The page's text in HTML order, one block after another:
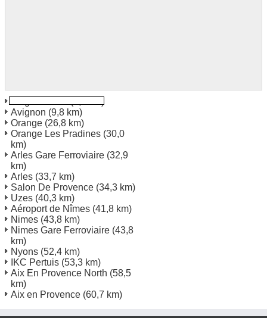
Avignon (9,8 km)
Orange (26,8 km)
Orange Les Pradines (30,0
km)
Arles Gare Ferroviaire (32,9
km)
Arles (33,7 km)
Salon De Provence (34,3 km)
Uzes (40,3 km)
Aéroport de Nîmes (41,8 km)
Nimes (43,8 km)
Nimes Gare Ferroviaire (43,8
km)
Nyons (52,4 km)
IKC Pertuis (53,3 km)
Aix En Provence North (58,5
km)
Aix en Provence (60,7 km)